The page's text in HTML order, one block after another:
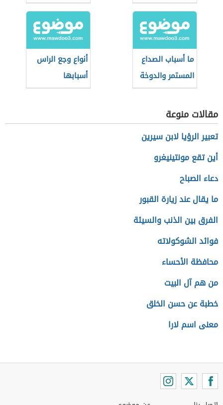
مسكنات
ما أسباب الصداع
المستمر والدوخة
أنواع وجع الراس
أسبابها
مقالات منوعة
تعبير الرؤيا لابن سيرين
أين تقع مونتينيغرو
دعاء الصباح
ما يقال عند زيارة القبور
الفرق بين الذنب والسيئة
فوائد الشوكولاته
محافظة الأحساء
من هم آل البيت
خطبة عن حسن الخلق
معنى اسم لارا